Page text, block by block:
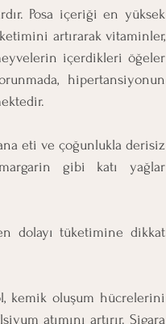
Posa içeriği en yüksek
artırarak vitaminler,
içerdikleri öğeler
hipertansiyonun
eti ve çoğunlukla derisiz
gibi katı yağlar
dolayı tüketimine dikkat
kemik oluşum hücrelerini
atımını artırır. Sigara